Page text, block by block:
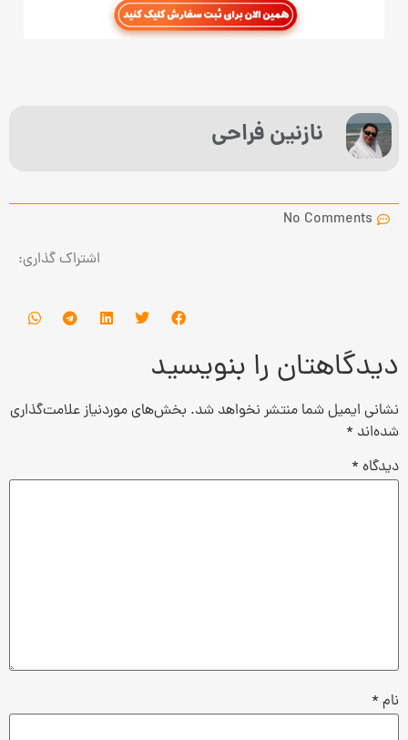
نازنین فراحی
No Comments
اشتراک گذاری:
دیدگاهتان را بنویسید
نشانی ایمیل شما منتشر نخواهد شد. بخش‌های موردنیاز علامت‌گذاری
شده‌اند *
دیدگاه *
نام *